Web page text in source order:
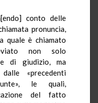
conto delle
pronuncia,
quale è chiamato
non solo
di giudizio, ma
«precedenti
le quali,
del fatto